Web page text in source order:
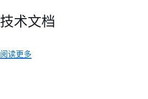
技术文档
阅读更多